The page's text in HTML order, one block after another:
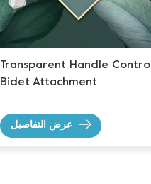
Transparent Handle Control
Bidet Attachment
عرض التفاصيل